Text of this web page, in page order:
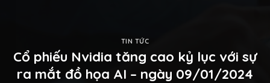
TIN TỨC
Cổ phiếu Nvidia tăng cao kỷ lục với sự
ra mắt đồ họa AI – ngày 09/01/2024